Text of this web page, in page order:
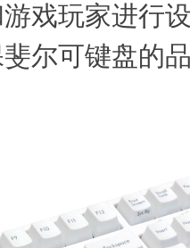
戏玩家进行
尔可键盘的品